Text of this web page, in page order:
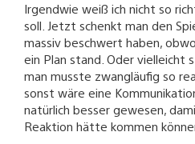
Irgendwie weiß ich nicht so
soll. Jetzt schenkt man den
massiv beschwert haben,
ein Plan stand. Oder vielleicht
man musste zwangläufig so
sonst wäre eine
natürlich besser gewesen,
Reaktion hätte kommen